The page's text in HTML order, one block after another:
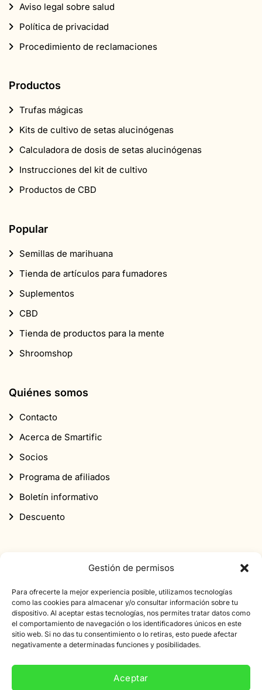
Gestión de permisos
Para ofrecerte la mejor experiencia posible, utilizamos tecnologías
como las cookies para almacenar y/o consultar información sobre tu
dispositivo. Al aceptar estas tecnologías, nos permites tratar datos como
el comportamiento de navegación o los identificadores únicos en este
sitio web. Si no das tu consentimiento o lo retiras, esto puede afectar
negativamente a determinadas funciones y posibilidades.
Aceptar
Aviso legal sobre salud
Política de privacidad
Procedimiento de reclamaciones
Productos
Trufas mágicas
Kits de cultivo de setas alucinógenas
Calculadora de dosis de setas alucinógenas
Instrucciones del kit de cultivo
Productos de CBD
Popular
Semillas de marihuana
Tienda de artículos para fumadores
Suplementos
CBD
Tienda de productos para la mente
Shroomshop
Quiénes somos
Contacto
Acerca de Smartific
Socios
Programa de afiliados
Boletín informativo
Descuento
Suscríbete a nuestro boletín informativo
Suscríbete a nuestro boletín de noticias y obtén un
descuento de 10% en tu primer pedido.
Dirección